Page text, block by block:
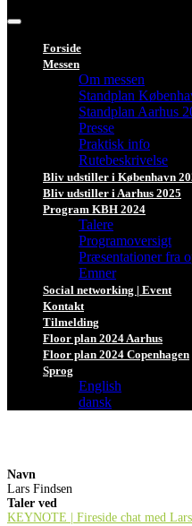
Forside
Messen
Om messen
Standplan
Standplan Aarhus
Presse
Praktisk info
Rutebeskrivelse
Bliv udstiller i København
Bliv udstiller i Aarhus 2025
Program KBH 2024
Talere
Programoversigt
Præsentationer fra
Emner
Social networking | Event
Kontakt
Tilmelding
Floor plan 2024 Aarhus
Floor plan 2024 Copenhagen
Sprog
English
dansk
Navn
Lars Findsen
Taler ved
KEYNOTE | Fireside chat med